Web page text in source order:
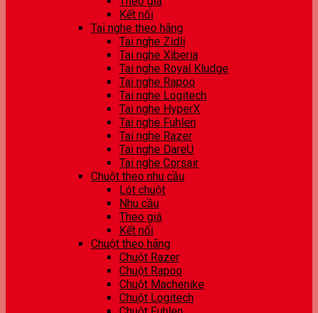
Kết nối
Tai nghe theo hãng
Tai nghe Zidli
Tai nghe Xiberia
Tai nghe Royal Kludge
Tai nghe Rapoo
Tai nghe Logitech
Tai nghe HyperX
Tai nghe Fuhlen
Tai nghe Razer
Tai nghe DareU
Tai nghe Corsair
Chuột theo nhu cầu
Lót chuột
Nhu cầu
Theo giá
Kết nối
Chuột theo hãng
Chuột Razer
Chuột Rapoo
Chuột Machenike
Chuột Logitech